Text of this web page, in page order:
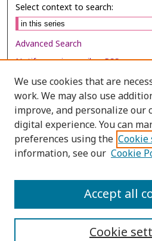
Select context to search:
Advanced Search
Notify me via email orRSS
Browse
Collections
Disciplines
Authors
We use cookies that are
work. We may also use
improve, and personalize our
digital experience. You can
preferences using the
information, see our Cookie
Cookie
Accept all